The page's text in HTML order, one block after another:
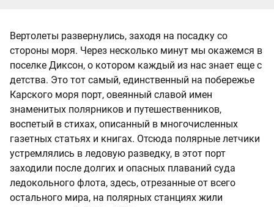
Вертолеты развернулись, заходя на посадку со
стороны моря. Через несколько минут мы окажемся в
поселке Диксон, о котором каждый из нас знает еще с
детства. Это тот самый, единственный на побережье
Карского моря порт, овеянный славой имен
знаменитых полярников и путешественников,
воспетый в стихах, описанный в многочисленных
газетных статьях и книгах. Отсюда полярные летчики
устремлялись в ледовую разведку, в этот порт
заходили после долгих и опасных плаваний суда
ледокольного флота, здесь, отрезанные от всего
остального мира, на полярных станциях жили